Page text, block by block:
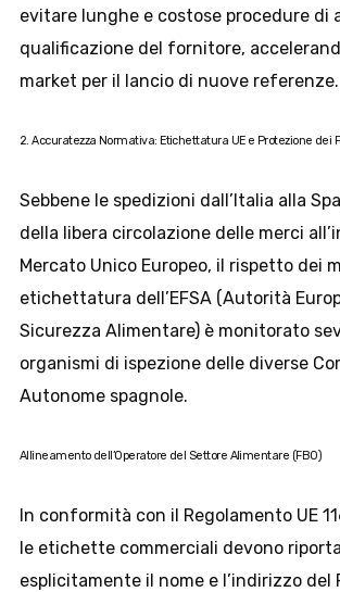
evitare lunghe e costose procedure di
qualificazione del fornitore,
market per il lancio di nuove referenze.
2. Accuratezza Normativa: Etichettatura UE e Protezione dei
Sebbene le spedizioni dall’Italia alla
della libera circolazione delle merci
Mercato Unico Europeo, il rispetto dei
etichettatura dell’EFSA (Autorità
Sicurezza Alimentare) è monitorato
organismi di ispezione delle diverse
Autonome spagnole.
Allineamento dell’Operatore del Settore Alimentare (FBO)
In conformità con il Regolamento UE
le etichette commerciali devono
esplicitamente il nome e l’indirizzo del